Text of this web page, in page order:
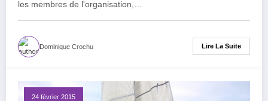
les membres de l'organisation,…
Dominique Crochu Lire La Suite
24 février 2015